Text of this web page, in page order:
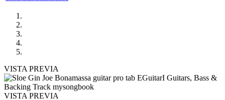
VISTA PREVIA
VISTA PREVIA